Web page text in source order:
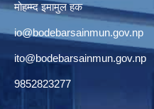
मोहम्म्द इमामुल हक
io@bodebarsainmun.gov.np
ito@bodebarsainmun.gov.np
9852823277